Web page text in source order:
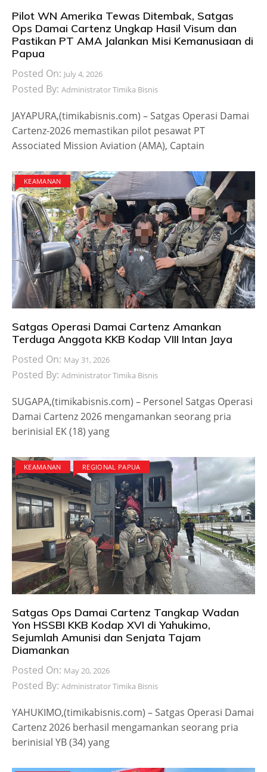
Pilot WN Amerika Tewas Ditembak, Satgas
Ops Damai Cartenz Ungkap Hasil Visum dan
Pastikan PT AMA Jalankan Misi Kemanusiaan di
Papua
Posted On: July 4, 2026
Posted By: Administrator Timika Bisnis
JAYAPURA,(timikabisnis.com) – Satgas Operasi Damai
Cartenz-2026 memastikan pilot pesawat PT
Associated Mission Aviation (AMA), Captain
KEAMANAN
Satgas Operasi Damai Cartenz Amankan
Terduga Anggota KKB Kodap VIII Intan Jaya
Posted On: May 31, 2026
Posted By: Administrator Timika Bisnis
SUGAPA,(timikabisnis.com) – Personel Satgas Operasi
Damai Cartenz 2026 mengamankan seorang pria
berinisial EK (18) yang
KEAMANAN REGIONAL PAPUA
Satgas Ops Damai Cartenz Tangkap Wadan
Yon HSSBI KKB Kodap XVI di Yahukimo,
Sejumlah Amunisi dan Senjata Tajam
Diamankan
Posted On: May 20, 2026
Posted By: Administrator Timika Bisnis
YAHUKIMO,(timikabisnis.com) – Satgas Operasi Damai
Cartenz 2026 berhasil mengamankan seorang pria
berinisial YB (34) yang